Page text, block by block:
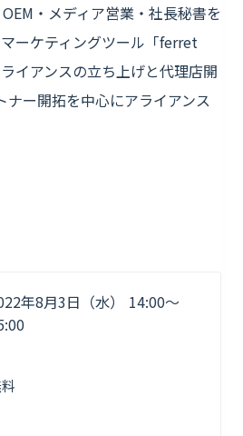
・メディア営業・社長秘書を
ーケティングツール「ferret
イアンスの立ち上げと代理店開
ー開拓を中心にアライアンス
年8月3日（水） 14:00〜